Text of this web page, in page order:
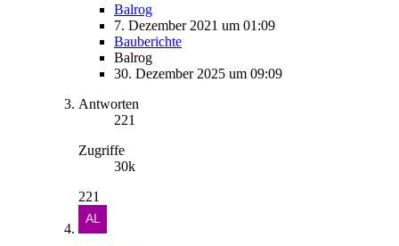
Balrog
7. Dezember 2021 um 01:09
Bauberichte
Balrog
30. Dezember 2025 um 09:09
Antworten
221
Zugriffe
30k
221